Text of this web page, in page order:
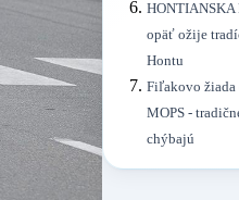
HONTIANSKA
opäť ožije
Hontu
Fiľakovo žiada
MOPS -
chýbajú